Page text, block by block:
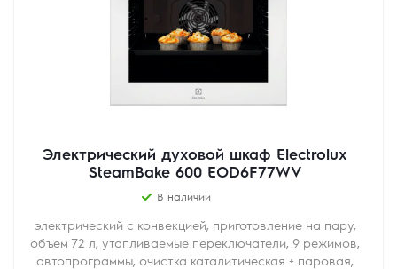
Электрический духовой шкаф Electrolux
SteamBake 600 EOD6F77WV
В наличии
электрический с конвекцией, приготовление на пару,
объем 72 л, утапливаемые переключатели, 9 режимов,
автопрограммы, очистка каталитическая + паровая,